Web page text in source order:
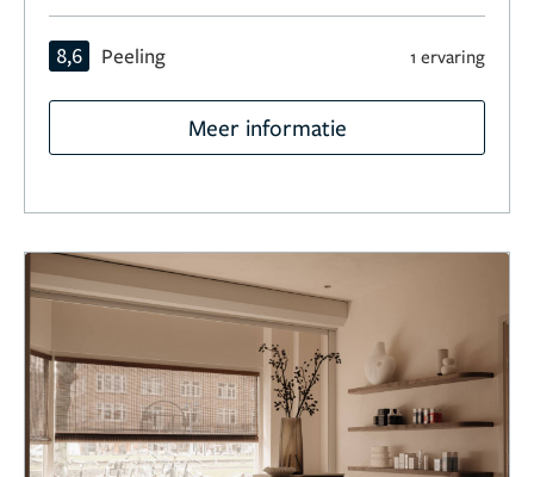
8,6 Peeling 1 ervaring
Meer informatie